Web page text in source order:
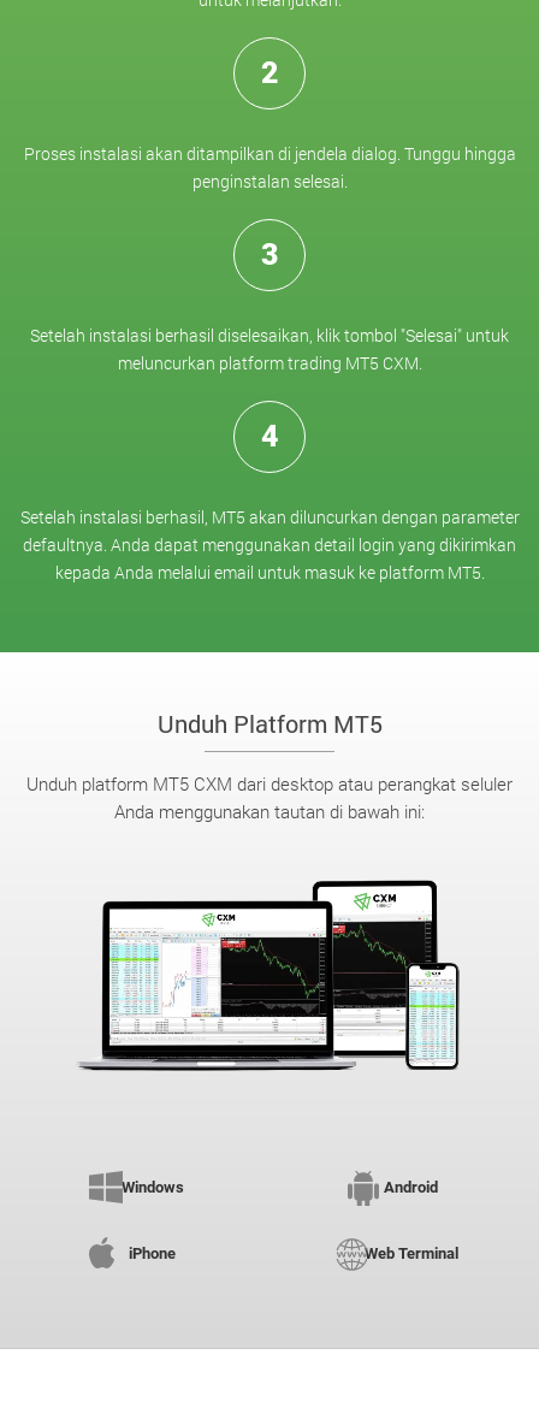
2
Proses instalasi akan ditampilkan di jendela dialog. Tunggu hingga
penginstalan selesai.
3
Setelah instalasi berhasil diselesaikan, klik tombol "Selesai" untuk
meluncurkan platform trading MT5 CXM.
4
Setelah instalasi berhasil, MT5 akan diluncurkan dengan parameter
defaultnya. Anda dapat menggunakan detail login yang dikirimkan
kepada Anda melalui email untuk masuk ke platform MT5.
Unduh Platform MT5
Unduh platform MT5 CXM dari desktop atau perangkat seluler
Anda menggunakan tautan di bawah ini:
Windows Android
iPhone Web Terminal